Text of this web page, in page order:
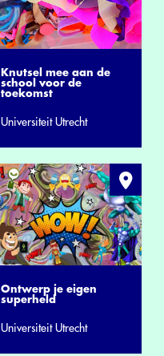
Knutsel mee aan de
school voor de
toekomst
Universiteit Utrecht
Ontwerp je eigen
superheld
Universiteit Utrecht